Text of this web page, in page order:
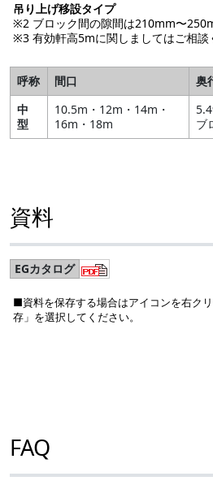
吊り上げ移設タイプ
※2 ブロック間の隙間は210mm〜
※3 有効軒高5mに関しましてはご相談
呼称 間口 奥
中
型
10.5m・12m・14m・
16m・18m
ブ
資料
EGカタログ
■資料を保存する場合はアイコンを右ク
存」を選択してください。
FAQ